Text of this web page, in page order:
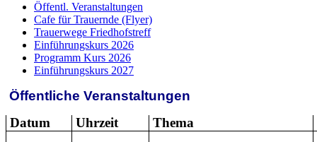
Öffentl. Veranstaltungen
Cafe für Trauernde (Flyer)
Trauerwege Friedhofstreff
Einführungskurs 2026
Programm Kurs 2026
Einführungskurs 2027
Öffentliche Veranstaltungen
Datum
Uhrzeit Thema